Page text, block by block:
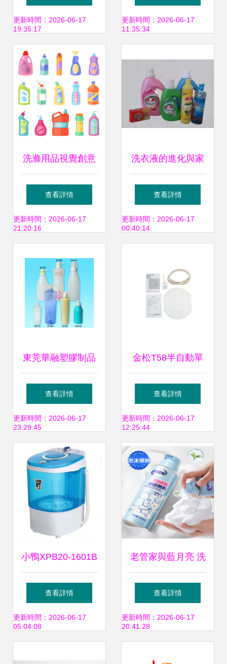
解析——第61頁美
容美發網專題
更新時間：2026-06-17
19:35:17
衣機 簡約設計與高
更新時間：2026-06-17
11:35:34
洗滌用品視覺創意
新視界 從去污插畫
到手繪卡通圖的品
查看詳情
更新時間：2026-06-17
21:20:16
洗衣液的進化與家
庭洗滌的科學選擇
查看詳情
更新時間：2026-06-17
00:40:14
東莞華融塑膠制品
您的長期洗滌護理
用品合作伙伴
查看詳情
更新時間：2026-06-17
23:29:45
金松T58半自動單
缸脫水機 駝色經
典，高效洗滌好幫
手
查看詳情
更新時間：2026-06-17
12:25:44
小鴨XPB20-1601B
迷你半自動洗衣機
2.0公斤容量的精致
查看詳情
更新時間：2026-06-17
05:04:08
老管家與藍月亮 洗
滌清潔用品的市場
雙雄對比
查看詳情
更新時間：2026-06-17
20:41:28